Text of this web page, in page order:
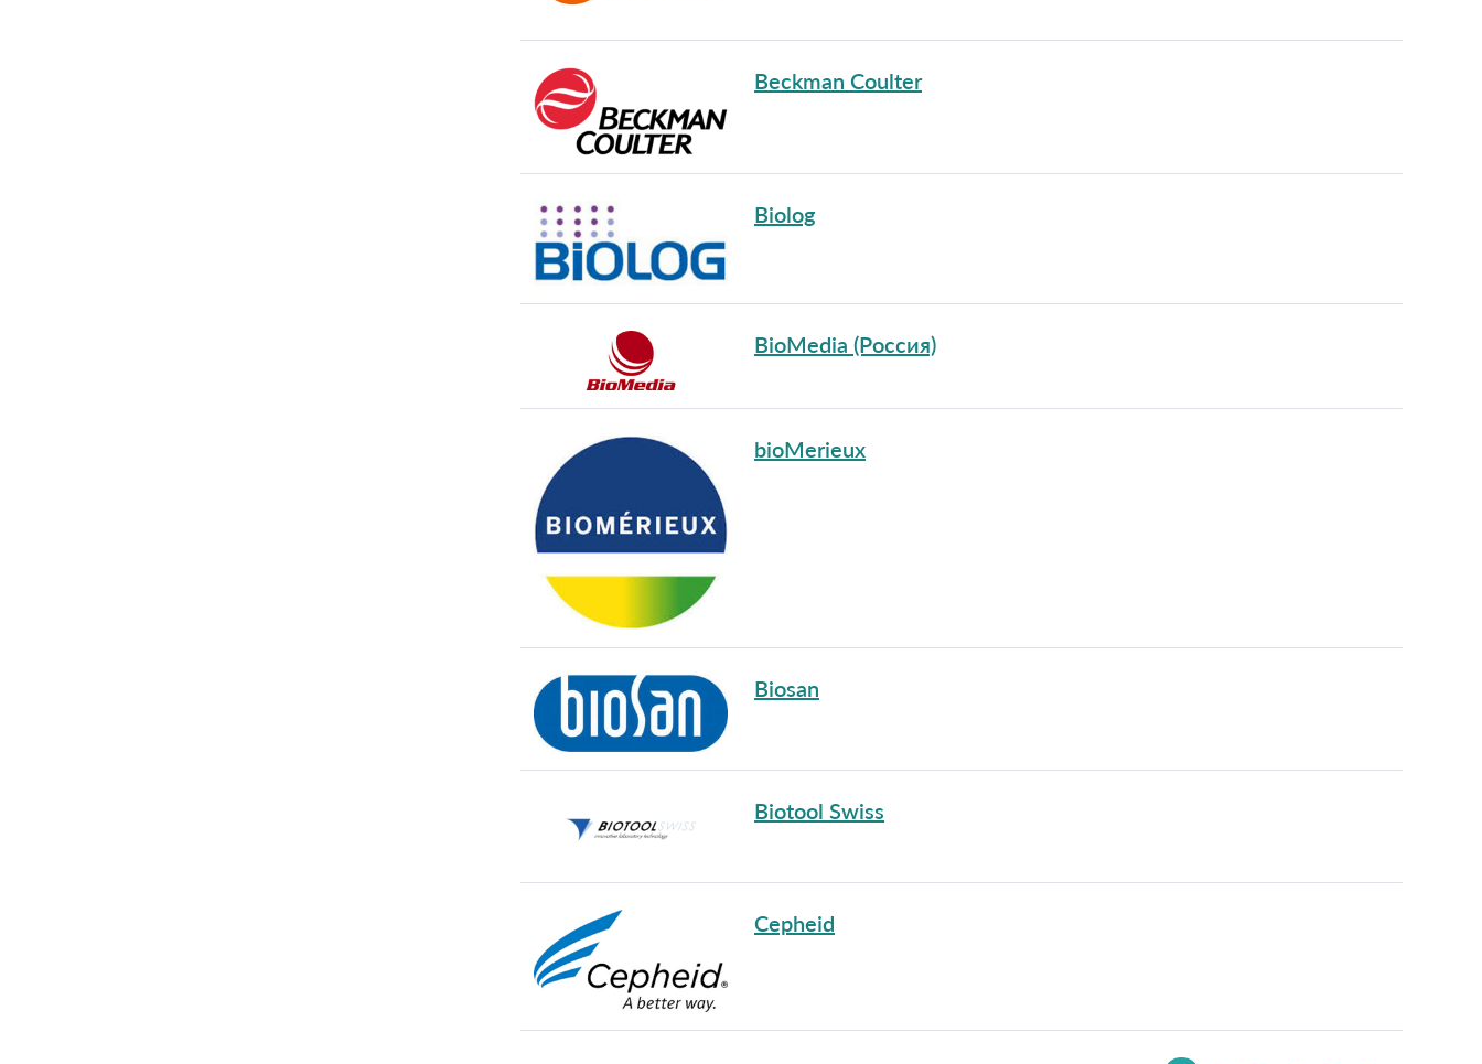
Beckman Coulter
Biolog
BioMedia (Россия)
bioMerieux
Biosan
Biotool Swiss
Cepheid